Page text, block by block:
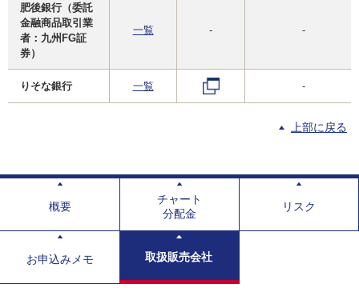
肥後銀行（委託
金融商品取引業
者：九州FG証
券）
一覧 - -
りそな銀行 一覧 -
上部に戻る
概要
チャート
分配金
リスク
お申込みメモ 取扱販売会社